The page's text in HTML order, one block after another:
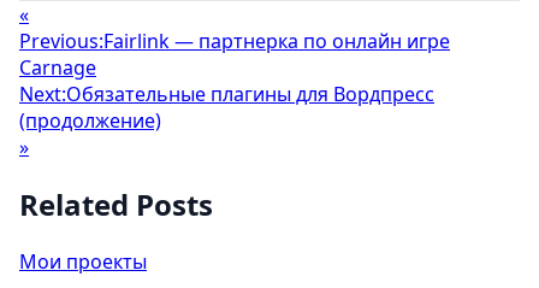
«
Previous:Fairlink — партнерка по онлайн игре
Carnage
Next:Обязательные плагины для Вордпресс
(продолжение)
»
Related Posts
Мои проекты